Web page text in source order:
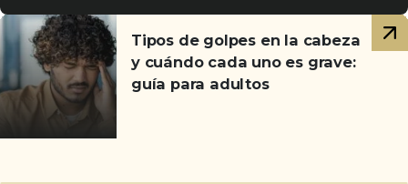
Artículos
relacionados
Tipos de golpes en la cabeza
y cuándo cada uno es grave:
guía para adultos